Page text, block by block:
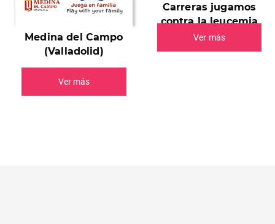
Medina del Campo
(Valladolid)
Ver más
Carreras jugamos
contra la leucemia
Ver más